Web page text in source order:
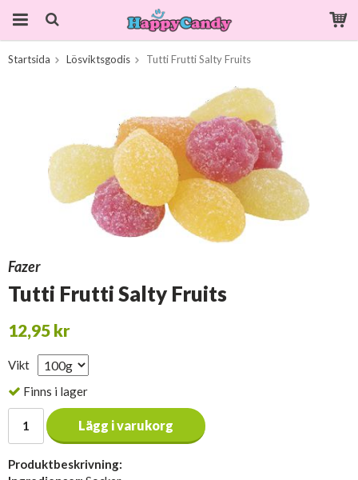
Startsida Lösviktsgodis Tutti Frutti Salty Fruits
Fazer
Tutti Frutti Salty Fruits
12,95 kr
Vikt
Finns i lager
Lägg i varukorg
Produktbeskrivning: